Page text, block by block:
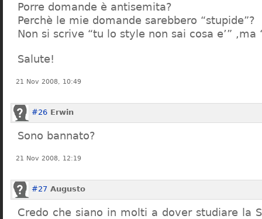
Porre domande è antisemita?
Perchè le mie domande sarebbero “stupide”?
Non si scrive “tu lo style non sai cosa e’” ,ma
Salute!
21 Nov 2008, 10:49
#26 Erwin
Sono bannato?
21 Nov 2008, 12:19
#27 Augusto
Credo che siano in molti a dover studiare la